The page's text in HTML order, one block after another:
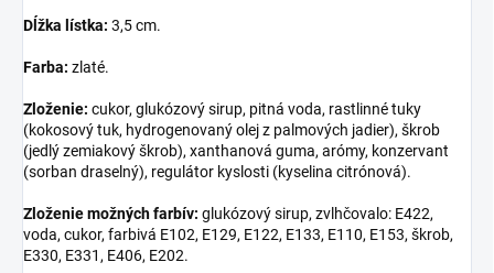
Dĺžka lístka: 3,5 cm.
Farba: zlaté.
Zloženie: cukor, glukózový sirup, pitná voda, rastlinné tuky
(kokosový tuk, hydrogenovaný olej z palmových jadier), škrob
(jedlý zemiakový škrob), xanthanová guma, arómy, konzervant
(sorban draselný), regulátor kyslosti (kyselina citrónová).
Zloženie možných farbív: glukózový sirup, zvlhčovalo: E422,
voda, cukor, farbivá E102, E129, E122, E133, E110, E153, škrob,
E330, E331, E406, E202.